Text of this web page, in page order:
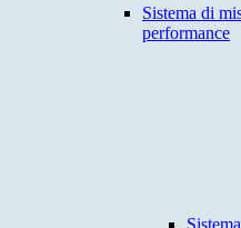
Sistema di
performance